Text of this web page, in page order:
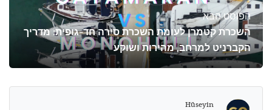
הפוסט הבא
השכרת קטמרן לעומת השכרת סירה חד-גופית: מדריך
הקברניט למרחב, מהירות ושוקע
Hüseyin